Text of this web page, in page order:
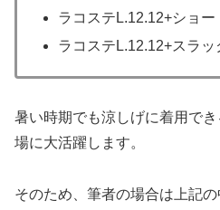
ラコステL.12.12+ショー
ラコステL.12.12+スラッ
暑い時期でも涼しげに着用で
場に大活躍します。
そのため、筆者の場合は上記